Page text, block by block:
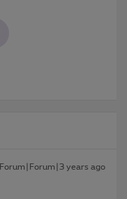
Forum|Forum|3 years ago